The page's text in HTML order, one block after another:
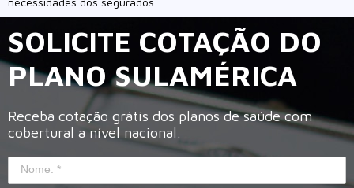
SOLICITE COTAÇÃO DO
PLANO SULAMÉRICA
Receba cotação grátis dos planos de saúde com
cobertural a nível nacional.